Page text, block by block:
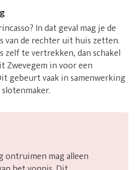
In dat geval mag je de
van de rechter uit huis zetten.
zelf te vertrekken, dan schakel
Zwevegem in voor een
gebeurt vaak in samenwerking
ontruimen mag alleen